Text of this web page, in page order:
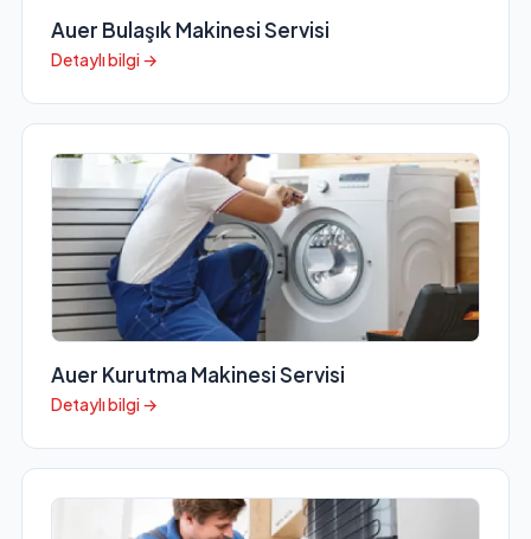
Auer Bulaşık Makinesi Servisi
Detaylı bilgi →
Auer Kurutma Makinesi Servisi
Detaylı bilgi →